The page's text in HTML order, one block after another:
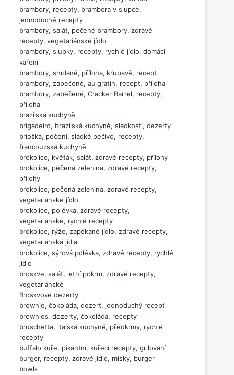
brambory, recepty, brambora v slupce,
jednoduché recepty
brambory, salát, pečené brambory, zdravé
recepty, vegetariánské jídlo
brambory, slupky, recepty, rychlé jídlo, domácí
vaření
brambory, snídaně, příloha, křupavé, recept
brambory, zapečené, au gratin, recept, příloha
brambory, zapečené, Cracker Barrel, recepty,
příloha
brazilská kuchyně
brigadeiro, brazilská kuchyně, sladkosti, dezerty
brioška, pečení, sladké pečivo, recepty,
francouzská kuchyně
brokolice, květák, salát, zdravé recepty, přílohy
brokolice, pečená zelenina, zdravé recepty,
přílohy
brokolice, pečená zelenina, zdravé recepty,
vegetariánské jídlo
brokolice, polévka, zdravé recepty,
vegetariánské, rychlé recepty
brokolice, rýže, zapékané jídlo, zdravé recepty,
vegetariánská jídla
brokolice, sýrová polévka, zdravé recepty, rychlé
jídlo
broskve, salát, letní pokrm, zdravé recepty,
vegetariánské
Broskvové dezerty
brownie, čokoláda, dezert, jednoduchý recept
brownies, dezerty, čokoláda, recepty
bruschetta, italská kuchyně, předkrmy, rychlé
recepty
buffalo kuře, pikantní, kuřecí recepty, grilování
burger, recepty, zdravé jídlo, misky, burger
bowls